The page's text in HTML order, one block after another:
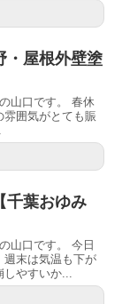
屋根外壁塗
山口です。 春休
囲気がとても賑
葉おゆみ
山口です。 今日
週末は気温も下が
やすいか...